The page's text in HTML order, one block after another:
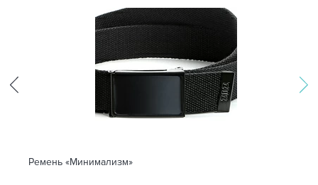
Ремень «Минимализм»